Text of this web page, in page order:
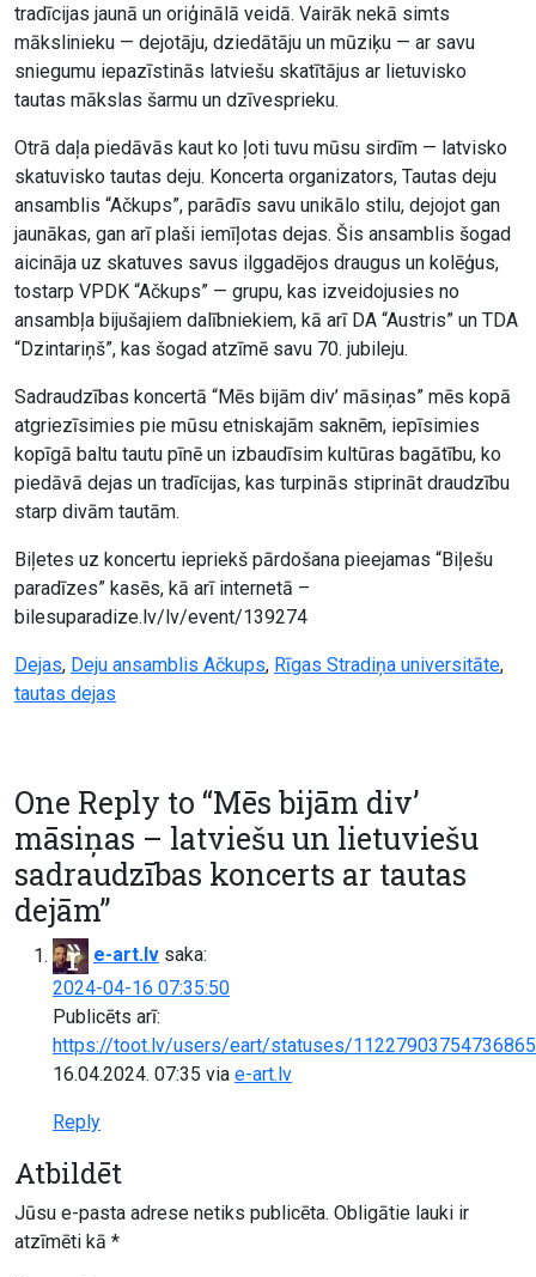
tradīcijas jaunā un oriģinālā veidā. Vairāk nekā simts
mākslinieku — dejotāju, dziedātāju un mūziķu — ar savu
sniegumu iepazīstinās latviešu skatītājus ar lietuvisko
tautas mākslas šarmu un dzīvesprieku.
Otrā daļa piedāvās kaut ko ļoti tuvu mūsu sirdīm — latvisko
skatuvisko tautas deju. Koncerta organizators, Tautas deju
ansamblis “Ačkups”, parādīs savu unikālo stilu, dejojot gan
jaunākas, gan arī plaši iemīļotas dejas. Šis ansamblis šogad
aicināja uz skatuves savus ilggadējos draugus un kolēģus,
tostarp VPDK “Ačkups” — grupu, kas izveidojusies no
ansambļa bijušajiem dalībniekiem, kā arī DA “Austris” un TDA
“Dzintariņš”, kas šogad atzīmē savu 70. jubileju.
Sadraudzības koncertā “Mēs bijām div’ māsiņas” mēs kopā
atgriezīsimies pie mūsu etniskajām saknēm, iepīsimies
kopīgā baltu tautu pīnē un izbaudīsim kultūras bagātību, ko
piedāvā dejas un tradīcijas, kas turpinās stiprināt draudzību
starp divām tautām.
Biļetes uz koncertu iepriekš pārdošana pieejamas “Biļešu
paradīzes” kasēs, kā arī internetā –
bilesuparadize.lv/lv/event/139274
Dejas, Deju ansamblis Ačkups, Rīgas Stradiņa universitāte,
tautas dejas
One Reply to “Mēs bijām div’
māsiņas – latviešu un lietuviešu
sadraudzības koncerts ar tautas
dejām”
e-art.lv saka:
2024-04-16 07:35:50
Publicēts arī:
https://toot.lv/users/eart/statuses/
16.04.2024. 07:35 via e-art.lv
Reply
Atbildēt
Jūsu e-pasta adrese netiks publicēta. Obligātie lauki ir
atzīmēti kā *